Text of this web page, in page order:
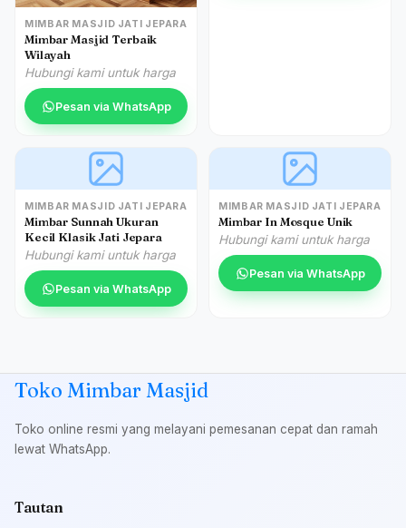
MIMBAR MASJID JATI JEPARA
Mimbar Masjid Terbaik
Wilayah
Hubungi kami untuk harga
Pesan via WhatsApp
MIMBAR MASJID JATI JEPARA
Mimbar Sunnah Ukuran
Kecil Klasik Jati Jepara
Hubungi kami untuk harga
Pesan via WhatsApp
MIMBAR MASJID JATI JEPARA
Mimbar In Mosque Unik
Hubungi kami untuk harga
Pesan via WhatsApp
Toko Mimbar Masjid
Toko online resmi yang melayani pemesanan cepat dan ramah
lewat WhatsApp.
Tautan